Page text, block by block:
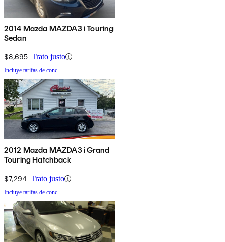
2014 Mazda MAZDA3 i Touring
Sedan
$8,695 Trato justo
Incluye tarifas de conc.
2012 Mazda MAZDA3 i Grand
Touring Hatchback
$7,294 Trato justo
Incluye tarifas de conc.